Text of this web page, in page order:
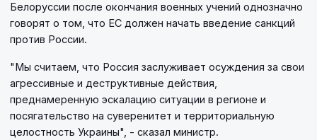
Белоруссии после окончания военных учений однозначно
говорят о том, что ЕС должен начать введение санкций
против России.
"Мы считаем, что Россия заслуживает осуждения за свои
агрессивные и деструктивные действия,
преднамеренную эскалацию ситуации в регионе и
посягательство на суверенитет и территориальную
целостность Украины", - сказал министр.